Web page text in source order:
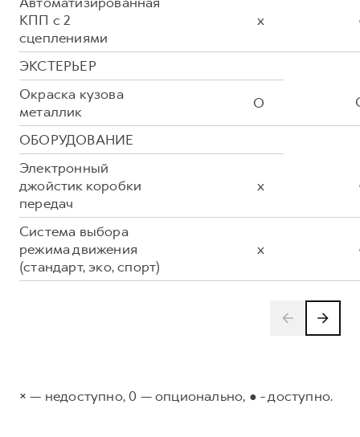
КПП с 2
сцеплениями
x
ЭКСТЕРЬЕР
Окраска кузова
металлик
O
ОБОРУДОВАНИЕ
Электронный
джойстик коробки
передач
x
Система выбора
режима движения
(стандарт, эко, спорт)
x
× — недоступно, 0 — опционально, ● - доступно.